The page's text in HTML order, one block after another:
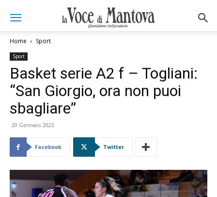
Home Sport
Sport
Basket serie A2 f – Togliani:
“San Giorgio, ora non puoi
sbagliare”
20 Gennaio 2023
Facebook Twitter